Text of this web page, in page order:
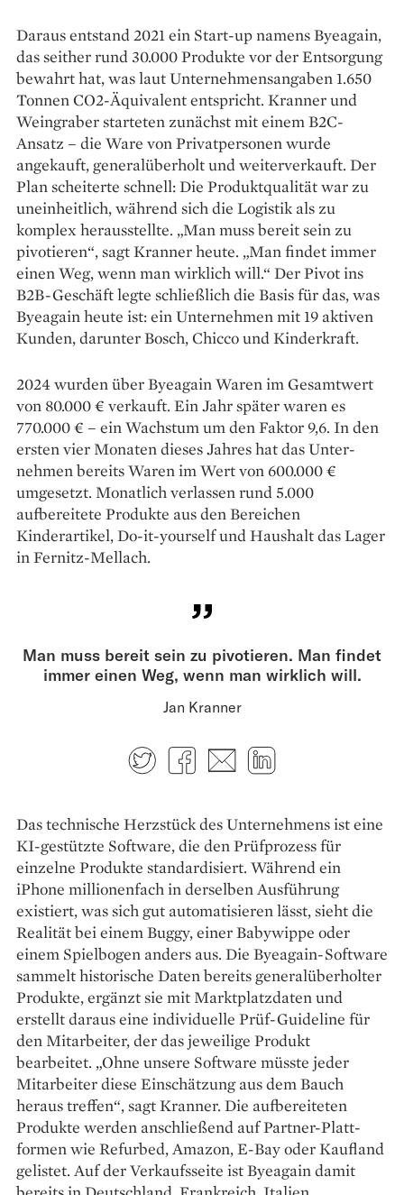
Daraus entstand 2021 ein Start-up namens Byeagain,
das seither rund 30.000 Produkte vor der Entsorgung
bewahrt hat, was laut Unternehmensangaben 1.650
Tonnen CO2-Äquivalent entspricht. Kranner und
Weingraber starteten zunächst mit einem B2C-
Ansatz – die Ware von Privatpersonen wurde
angekauft, generalüberholt und weiterverkauft. Der
Plan scheiterte schnell: Die Produktqualität war zu
uneinheitlich, während sich die Logistik als zu
komplex herausstellte. „Man muss bereit sein zu
pivotieren“, sagt Kranner heute. „Man findet immer
einen Weg, wenn man wirklich will.“ Der Pivot ins
B2B-Geschäft legte schließlich die Basis für das, was
Byeagain heute ist: ein Unternehmen mit 19 aktiven
Kunden, darunter Bosch, Chicco und Kinderkraft.
2024 wurden über Byeagain Waren im Gesamtwert
von 80.000 € verkauft. Ein Jahr später waren es
770.000 € – ein Wachstum um den Faktor 9,6. In den
ersten vier Monaten dieses Jahres hat das Unter­
nehmen bereits Waren im Wert von 600.000 €
umgesetzt. Monatlich verlassen rund 5.000
aufbereitete Produkte aus den Bereichen
Kinderartikel, Do-it-yourself und Haushalt das Lager
in Fernitz-Mellach.
Man muss bereit sein zu pivotieren. Man findet
immer einen Weg, wenn man wirklich will.
Jan Kranner
TwitterFacebook
E-mail
Das technische Herzstück des Unternehmens ist eine
KI-gestützte Software, die den Prüfprozess für
einzelne Produkte standardisiert. Während ein
iPhone millionenfach in derselben Ausführung
existiert, was sich gut automatisieren lässt, sieht die
Realität bei einem Buggy, einer Babywippe oder
einem Spielbogen anders aus. Die Byeagain-Software
sammelt historische Daten bereits generalüberholter
Produkte, ergänzt sie mit Marktplatzdaten und
erstellt daraus eine individuelle Prüf-Guideline für
den Mitarbeiter, der das jeweilige Produkt
bearbeitet. „Ohne unsere Software müsste jeder
Mitarbeiter diese Einschätzung aus dem Bauch
heraus treffen“, sagt Kranner. Die aufbereiteten
Produkte werden anschließend auf Partner-Platt­
formen wie Refurbed, Amazon, E-Bay oder Kaufland
gelistet. Auf der Verkaufsseite ist Byeagain damit